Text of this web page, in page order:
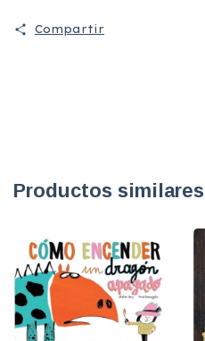
Compartir
Productos similares